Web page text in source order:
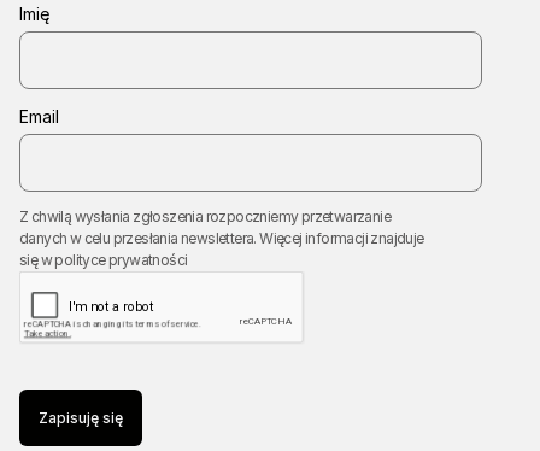
Imię
Email
Z chwilą wysłania zgłoszenia rozpoczniemy przetwarzanie
danych w celu przesłania newslettera. Więcej informacji znajduje
się wpolityce prywatności
Zapisuję się